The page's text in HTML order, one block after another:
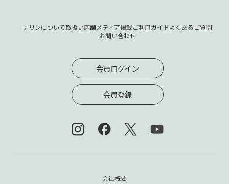
ナリンについて取扱い店舗メディア掲載ご利用ガイドよくあるご質問
お問い合わせ
会員ログイン
会員登録
会社概要